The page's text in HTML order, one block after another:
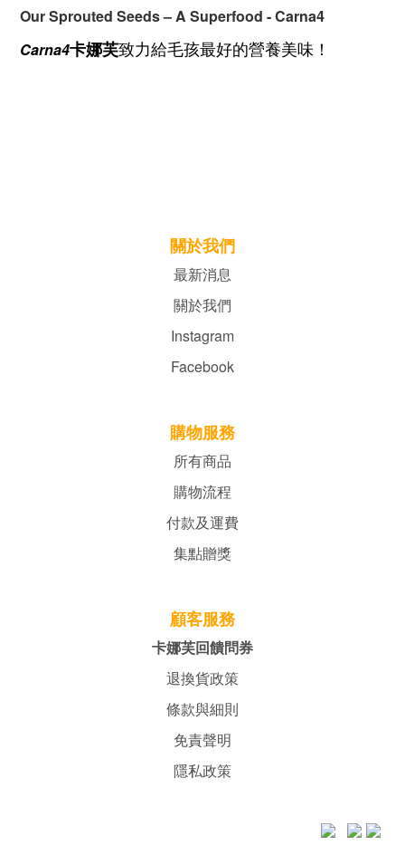
Our Sprouted Seeds – A Superfood - Carna4
Carna4卡娜芙致力給毛孩最好的營養美味 ！
關於我們
最新消息
關於我們
Instagram
Facebook
購物服務
所有商品
購物流程
付款及運費
集點贈獎
顧客服務
卡娜芙回饋問券
退換貨政策
條款與細則
免責聲明
隱私政策